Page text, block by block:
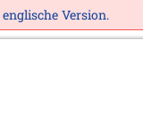
englische Version.